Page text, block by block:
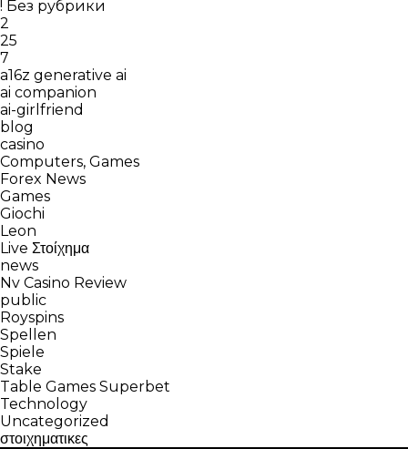
! Без рубрики
2
25
7
a16z generative ai
ai companion
ai-girlfriend
blog
casino
Computers, Games
Forex News
Games
Giochi
Leon
Live Στοίχημα
news
Nv Casino Review
public
Royspins
Spellen
Spiele
Stake
Table Games Superbet
Technology
Uncategorized
στοιχηματικες